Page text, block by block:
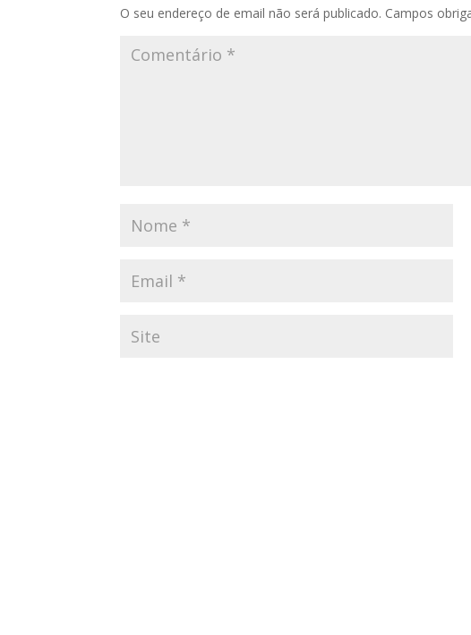
O seu endereço de email não será publicado. Campos